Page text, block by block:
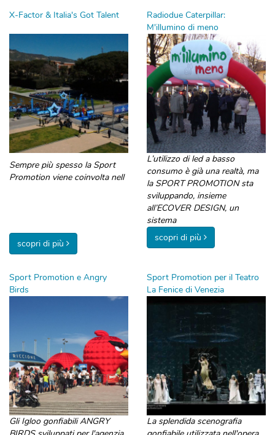
X-Factor & Italia's Got Talent
Sempre più spesso la Sport
Promotion viene coinvolta nell
scopri di più
Radiodue Caterpillar:
M'illumino di meno
L’utilizzo di led a basso
consumo è già una realtà, ma
la SPORT PROMOTION sta
sviluppando, insieme
all’ECOVER DESIGN, un
sistema
scopri di più
Sport Promotion e Angry
Birds
Gli Igloo gonfiabili ANGRY
Sport Promotion per il Teatro
La Fenice di Venezia
La splendida scenografia